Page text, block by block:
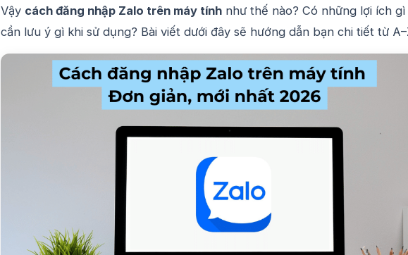
Vậy cách đăng nhập Zalo trên máy tính như thế nào? Có những lợi ích gì
cần lưu ý gì khi sử dụng? Bài viết dưới đây sẽ hướng dẫn bạn chi tiết từ